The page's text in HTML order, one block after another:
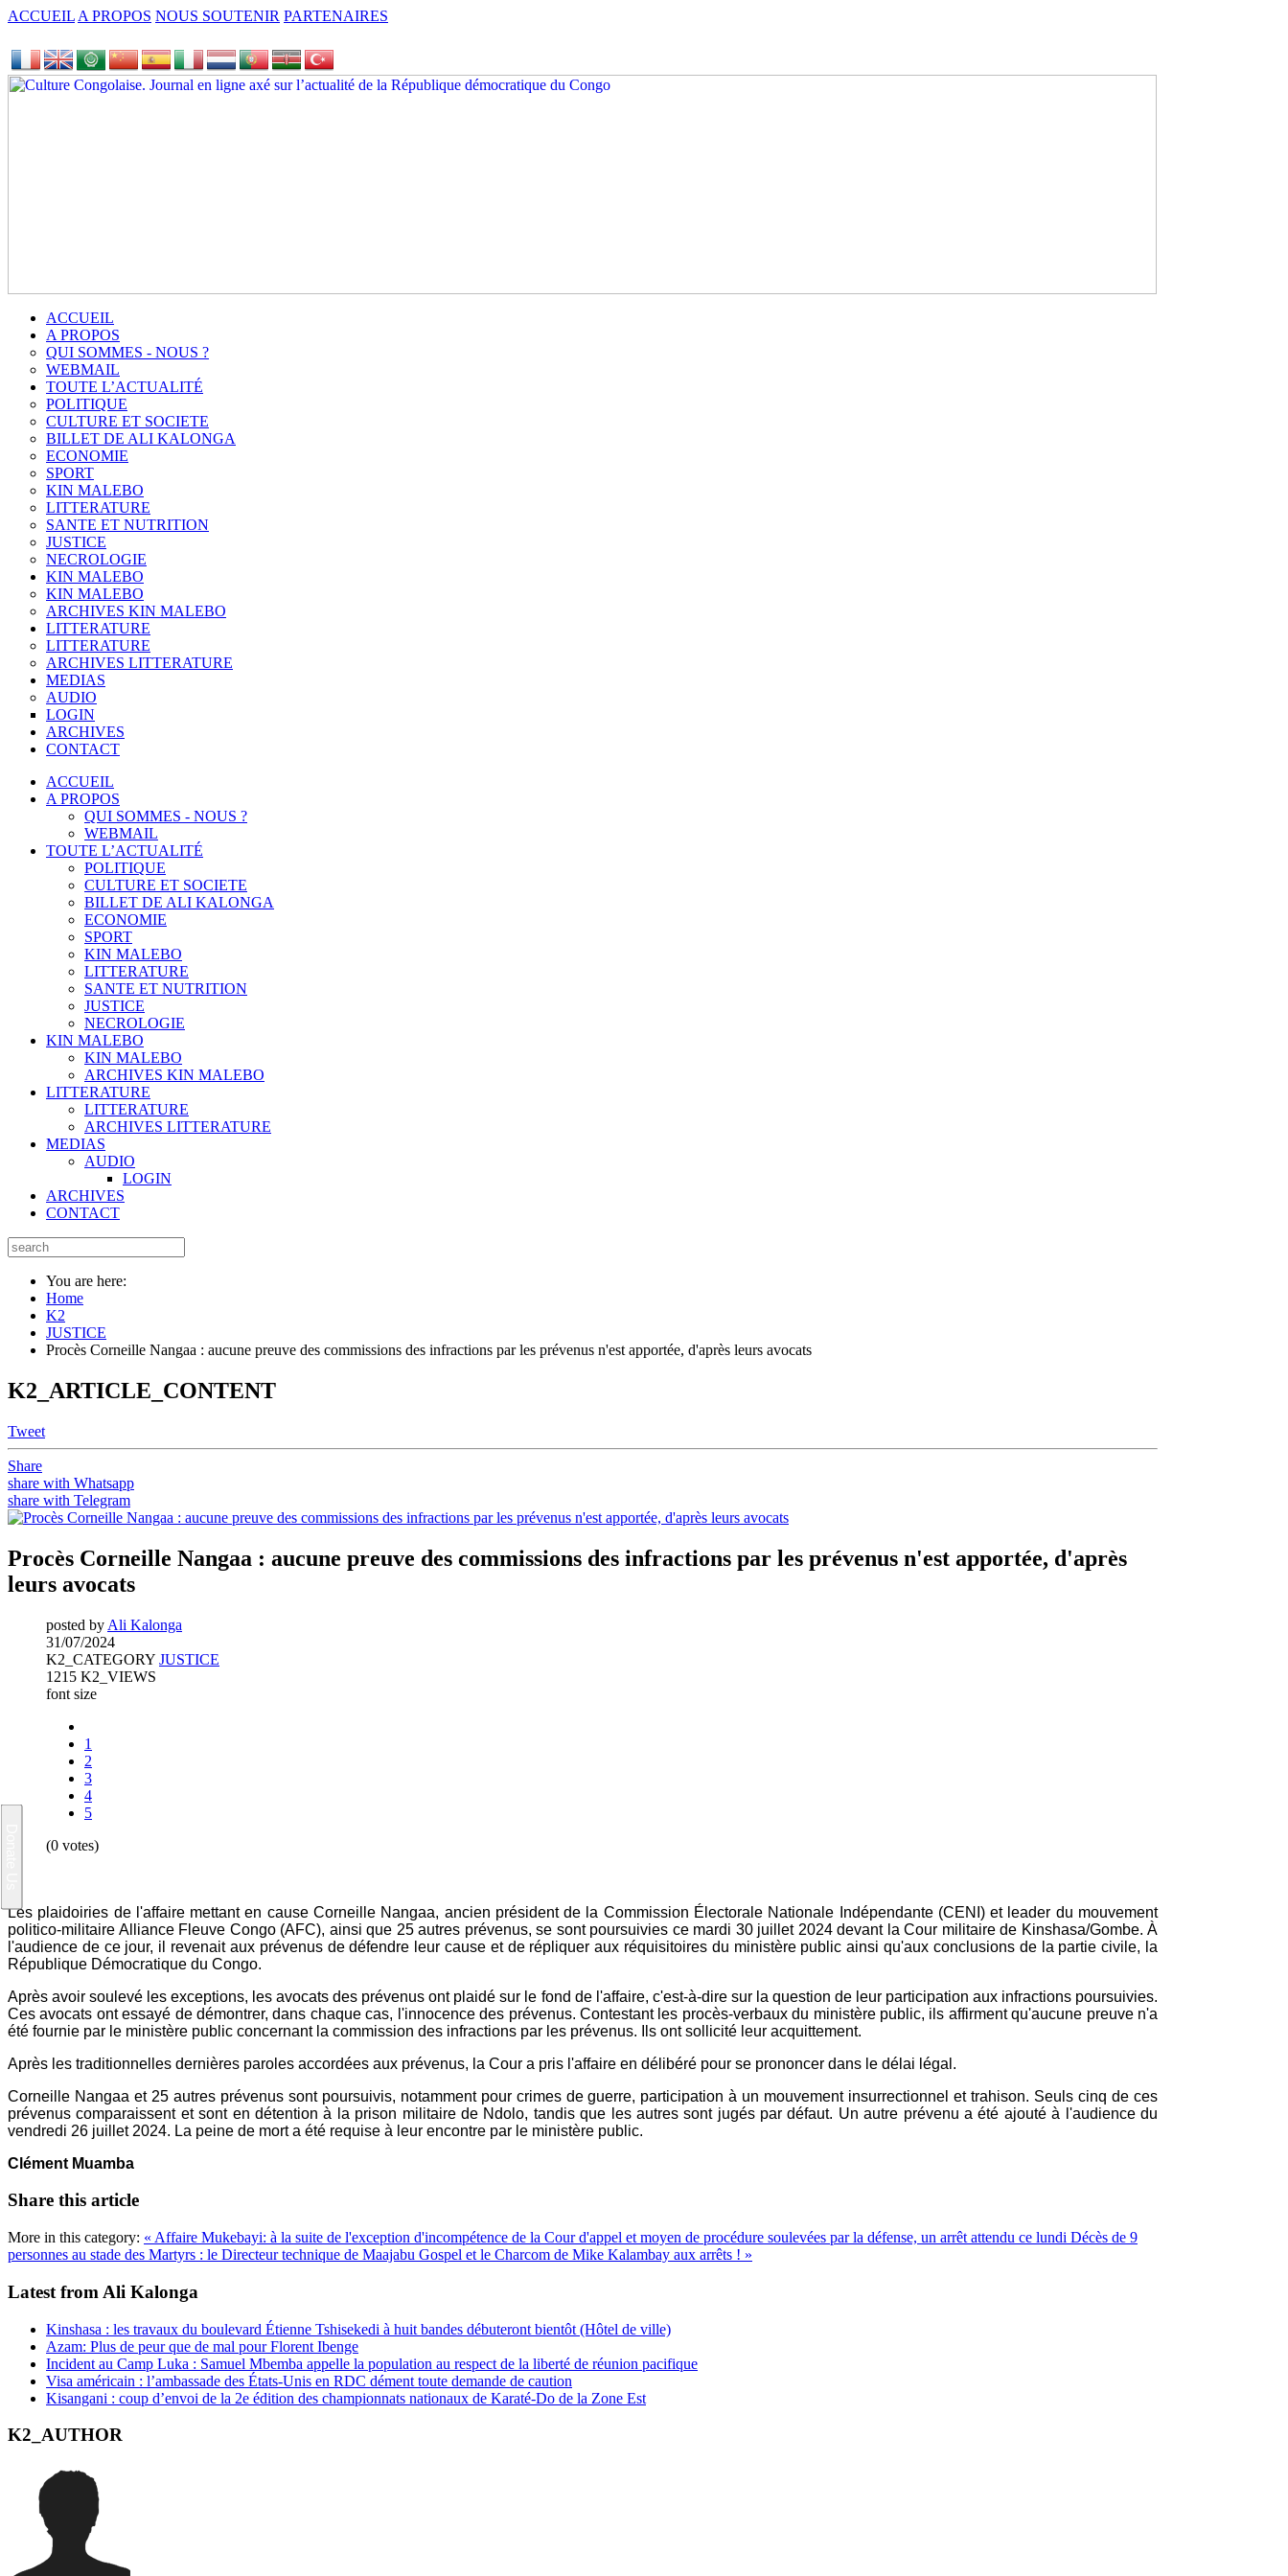
ACCUEIL A PROPOS NOUS SOUTENIR PARTENAIRES
ACCUEIL
A PROPOS
QUI SOMMES - NOUS ?
WEBMAIL
TOUTE L’ACTUALITÉ
POLITIQUE
CULTURE ET SOCIETE
BILLET DE ALI KALONGA
ECONOMIE
SPORT
KIN MALEBO
LITTERATURE
SANTE ET NUTRITION
JUSTICE
NECROLOGIE
KIN MALEBO
KIN MALEBO
ARCHIVES KIN MALEBO
LITTERATURE
LITTERATURE
ARCHIVES LITTERATURE
MEDIAS
AUDIO
LOGIN
ARCHIVES
CONTACT
ACCUEIL
A PROPOS
QUI SOMMES - NOUS ?
WEBMAIL
TOUTE L’ACTUALITÉ
POLITIQUE
CULTURE ET SOCIETE
BILLET DE ALI KALONGA
ECONOMIE
SPORT
KIN MALEBO
LITTERATURE
SANTE ET NUTRITION
JUSTICE
NECROLOGIE
KIN MALEBO
KIN MALEBO
ARCHIVES KIN MALEBO
LITTERATURE
LITTERATURE
ARCHIVES LITTERATURE
MEDIAS
AUDIO
LOGIN
ARCHIVES
CONTACT
You are here:
Home
K2
JUSTICE
Procès Corneille Nangaa : aucune preuve des commissions des infractions par les prévenus n'est apportée, d'après leurs avocats
K2_ARTICLE_CONTENT
Tweet
Share
share with Whatsapp
share with Telegram
Procès Corneille Nangaa : aucune preuve des commissions des infractions par les prévenus n'est apportée, d'après
leurs avocats
posted by Ali Kalonga
31/07/2024
K2_CATEGORY JUSTICE
1215 K2_VIEWS
font size
1
2
3
4
5
(0 votes)
Les plaidoiries de l'affaire mettant en cause Corneille Nangaa, ancien président de la Commission Électorale Nationale Indépendante (CENI) et leader du mouvement
politico-militaire Alliance Fleuve Congo (AFC), ainsi que 25 autres prévenus, se sont poursuivies ce mardi 30 juillet 2024 devant la Cour militaire de Kinshasa/Gombe. À
l'audience de ce jour, il revenait aux prévenus de défendre leur cause et de répliquer aux réquisitoires du ministère public ainsi qu'aux conclusions de la partie civile, la
République Démocratique du Congo.
Après avoir soulevé les exceptions, les avocats des prévenus ont plaidé sur le fond de l'affaire, c'est-à-dire sur la question de leur participation aux infractions poursuivies.
Ces avocats ont essayé de démontrer, dans chaque cas, l'innocence des prévenus. Contestant les procès-verbaux du ministère public, ils affirment qu'aucune preuve n'a
été fournie par le ministère public concernant la commission des infractions par les prévenus. Ils ont sollicité leur acquittement.
Après les traditionnelles dernières paroles accordées aux prévenus, la Cour a pris l'affaire en délibéré pour se prononcer dans le délai légal.
Corneille Nangaa et 25 autres prévenus sont poursuivis, notamment pour crimes de guerre, participation à un mouvement insurrectionnel et trahison. Seuls cinq de ces
prévenus comparaissent et sont en détention à la prison militaire de Ndolo, tandis que les autres sont jugés par défaut. Un autre prévenu a été ajouté à l'audience du
vendredi 26 juillet 2024. La peine de mort a été requise à leur encontre par le ministère public.
Clément Muamba
Share this article
More in this category: « Affaire Mukebayi: à la suite de l'exception d'incompétence de la Cour d'appel et moyen de procédure soulevées par la défense, un arrêt attendu ce lundi Décès de 9
personnes au stade des Martyrs : le Directeur technique de Maajabu Gospel et le Charcom de Mike Kalambay aux arrêts ! »
Latest from Ali Kalonga
Kinshasa : les travaux du boulevard Étienne Tshisekedi à huit bandes débuteront bientôt (Hôtel de ville)
Azam: Plus de peur que de mal pour Florent Ibenge
Incident au Camp Luka : Samuel Mbemba appelle la population au respect de la liberté de réunion pacifique
Visa américain : l’ambassade des États-Unis en RDC dément toute demande de caution
Kisangani : coup d’envoi de la 2e édition des championnats nationaux de Karaté-Do de la Zone Est
K2_AUTHOR